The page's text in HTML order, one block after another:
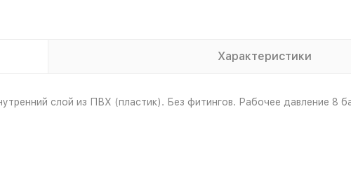
Характеристики
слой из ПВХ (пластик). Без фитингов. Рабочее давление 8